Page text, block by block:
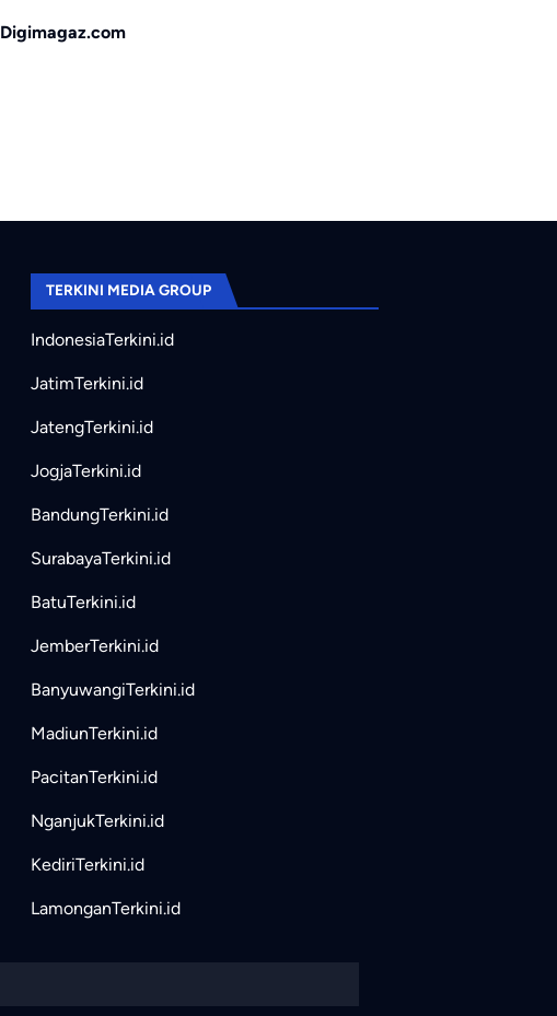
Digimagaz.com
TERKINI MEDIA GROUP
IndonesiaTerkini.id
JatimTerkini.id
JatengTerkini.id
JogjaTerkini.id
BandungTerkini.id
SurabayaTerkini.id
BatuTerkini.id
JemberTerkini.id
BanyuwangiTerkini.id
MadiunTerkini.id
PacitanTerkini.id
NganjukTerkini.id
KediriTerkini.id
LamonganTerkini.id